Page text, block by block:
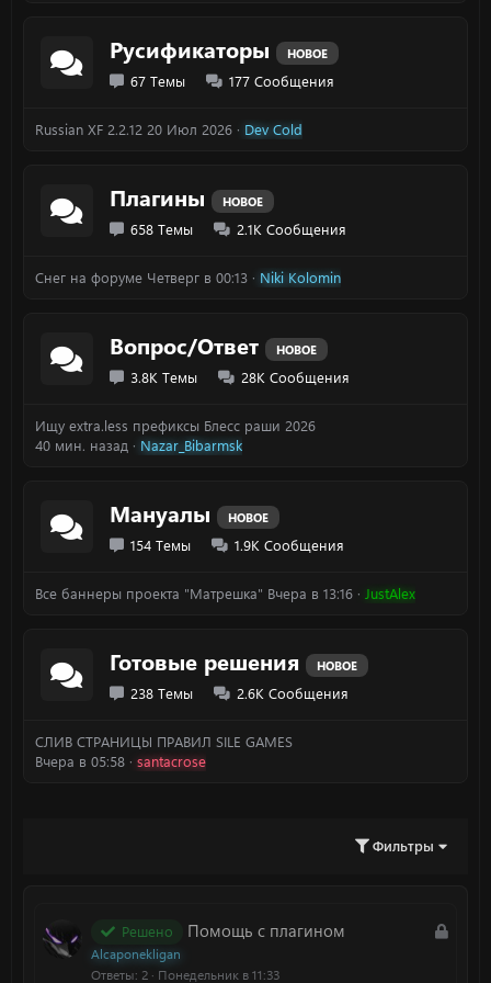
Русификаторы НОВОЕ
67 Темы 177 Сообщения
Russian XF 2.2.12 20 Июл 2026 Dev Cold
Плагины НОВОЕ
658 Темы 2.1K Сообщения
Снег на форуме Четверг в 00:13 Niki Kolomin
Вопрос/Ответ НОВОЕ
3.8K Темы 28K Сообщения
Ищу extra.less префиксы Блесс раши 2026
40 мин. назад
Nazar_Bibarmsk
Мануалы НОВОЕ
154 Темы 1.9K Сообщения
Все баннеры проекта "Матрешка" Вчера в 13:16 JustAlex
Готовые решения НОВОЕ
238 Темы 2.6K Сообщения
СЛИВ СТРАНИЦЫ ПРАВИЛ SILE GAMES
Вчера в 05:58
santacrose
Фильтры
З
Решено Помощь с плагином
Alcaponekligan
Ответы 2 Понедельник в 11:33